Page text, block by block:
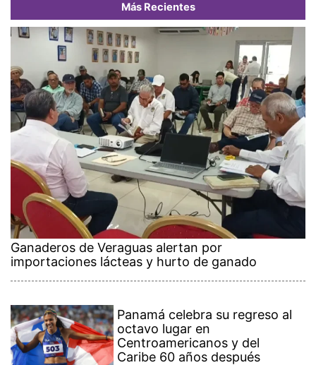
Más Recientes
Ganaderos de Veraguas alertan por
importaciones lácteas y hurto de ganado
Panamá celebra su regreso al
octavo lugar en
Centroamericanos y del
Caribe 60 años después